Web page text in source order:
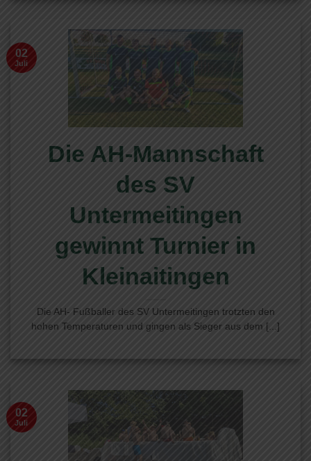
Die AH-Mannschaft
des SV
Untermeitingen
gewinnt Turnier in
Kleinaitingen
Die AH- Fußballer des SV Untermeitingen trotzten den
hohen Temperaturen und gingen als Sieger aus dem [...]
02
Juli
02
Juli